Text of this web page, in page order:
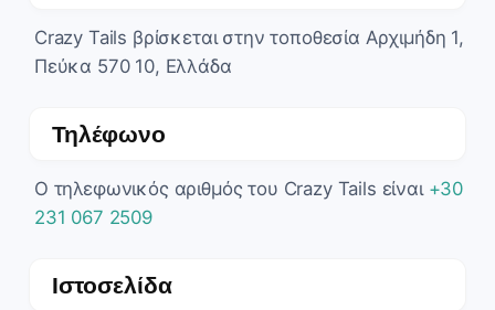
Crazy Tails βρίσκεται στην τοποθεσία Αρχιμήδη 1,
Πεύκα 570 10, Ελλάδα
Τηλέφωνο
Ο τηλεφωνικός αριθμός του Crazy Tails είναι +30
231 067 2509
Ιστοσελίδα